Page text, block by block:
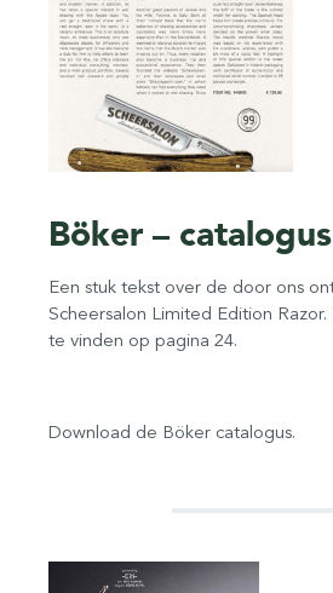
Böker –
Een stuk tekst over de door ons
Scheersalon Limited Edition
te vinden op pagina 24.
Download de Böker catalogus.